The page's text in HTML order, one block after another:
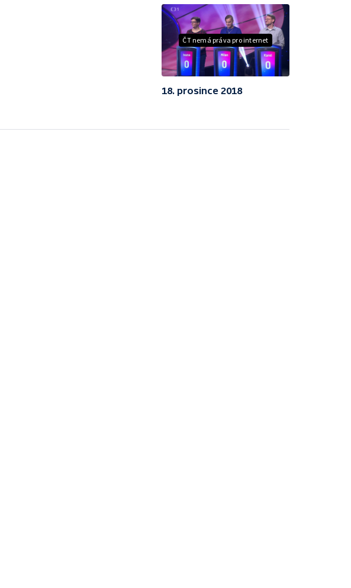
ČT nemá práva pro internet
18. prosince 2018